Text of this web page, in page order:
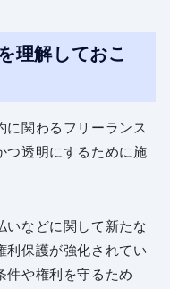
理解しておこ
に関わるフリーランス
つ透明にするために施
いなどに関して新たな
利保護が強化されてい
件や権利を守るため